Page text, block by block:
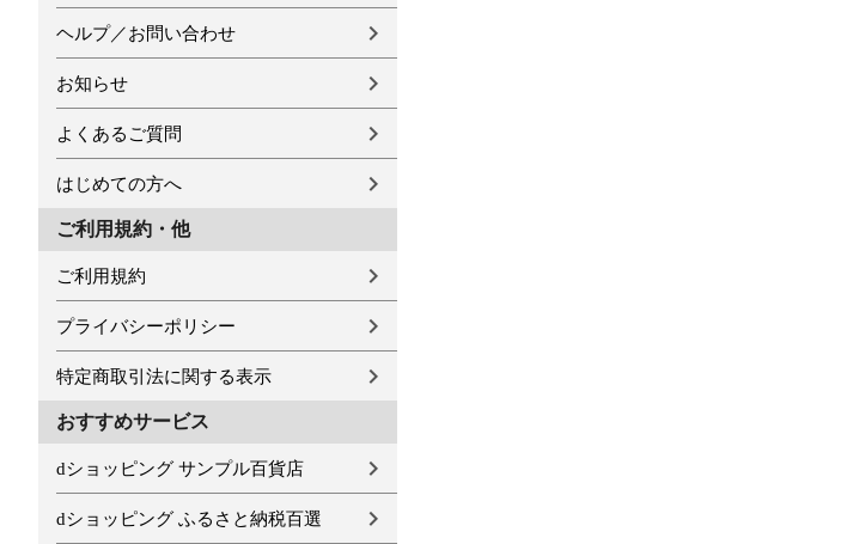
ヘルプ／お問い合わせ
お知らせ
よくあるご質問
はじめての方へ
ご利用規約・他
ご利用規約
プライバシーポリシー
特定商取引法に関する表示
おすすめサービス
dショッピング サンプル百貨店
dショッピング ふるさと納税百選